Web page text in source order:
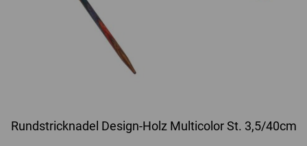
Rundstricknadel Design-Holz Multicolor St. 3,5/40cm